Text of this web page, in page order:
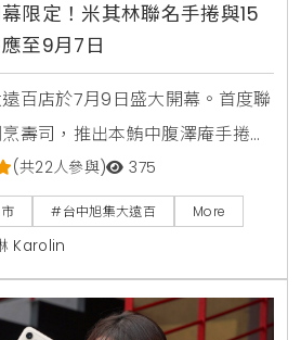
限定！米其林聯名手捲與15
至9月7日
百店於7月9日盛大開幕。首度聯
壽司，推出本鮪中腹澤庵手捲與
步引進日本蜜柑鰤魚與NISSEI霜
地的麻薏、大甲芋頭、東泉辣椒
造15道只供應到9月7日的台中限
(共22人參與) 375
#台中旭集大遠百 More
Karolin